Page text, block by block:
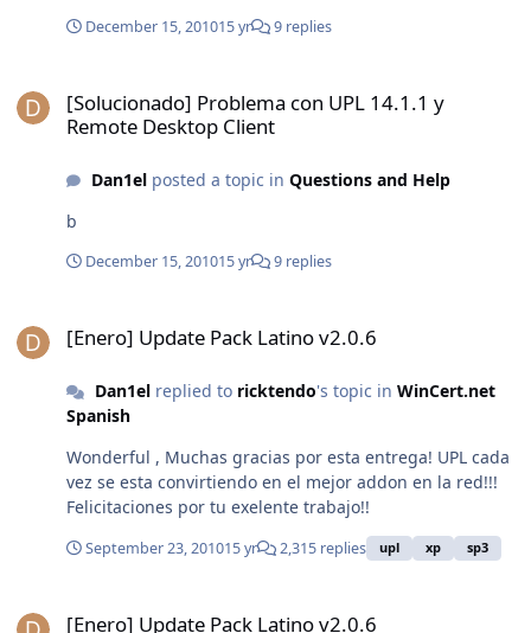
December 15, 201015 yr 9 replies
[Solucionado] Problema con UPL 14.1.1 y
Remote Desktop Client
Dan1elposted a topic in Questions and Help
b
December 15, 201015 yr 9 replies
[Enero] Update Pack Latino v2.0.6
Dan1elreplied to ricktendo's topic in WinCert.net
Spanish
Wonderful , Muchas gracias por esta entrega! UPL cada
vez se esta convirtiendo en el mejor addon en la red!!!
Felicitaciones por tu exelente trabajo!!
September 23, 201015 yr 2,315 replies upl xp sp3
[Enero] Update Pack Latino v2.0.6